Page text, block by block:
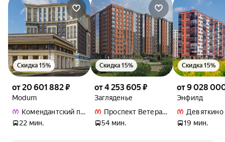
от 20 601 882 ₽
Modum
Комендантский проспект
22 мин.
Скидка 15%
от 4 253 605 ₽
Загляденье
Проспект Ветеранов
54 мин.
Скидка 15%
от 9 028
Энфилд
Девяткино
19 мин.
Скидка 15%